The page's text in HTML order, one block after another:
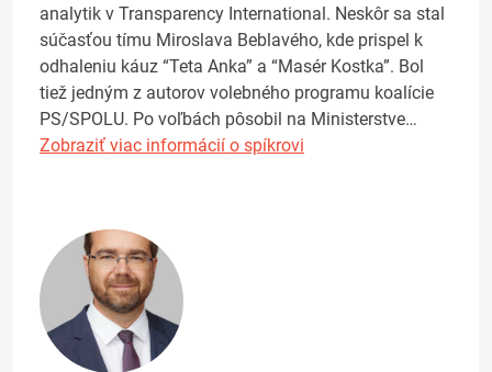
analytik v Transparency International. Neskôr sa stal
súčasťou tímu Miroslava Beblavého, kde prispel k
odhaleniu káuz “Teta Anka” a “Masér Kostka”. Bol
tiež jedným z autorov volebného programu koalície
PS/SPOLU. Po voľbách pôsobil na Ministerstve…
Zobraziť viac informácií o spíkrovi